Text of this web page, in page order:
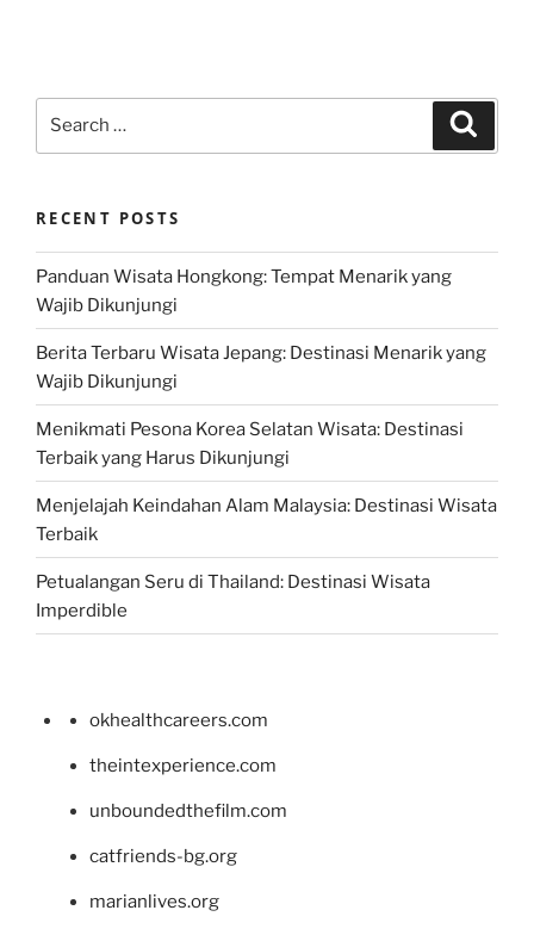
RECENT POSTS
Panduan Wisata Hongkong: Tempat Menarik yang
Wajib Dikunjungi
Berita Terbaru Wisata Jepang: Destinasi Menarik yang
Wajib Dikunjungi
Menikmati Pesona Korea Selatan Wisata: Destinasi
Terbaik yang Harus Dikunjungi
Menjelajah Keindahan Alam Malaysia: Destinasi Wisata
Terbaik
Petualangan Seru di Thailand: Destinasi Wisata
Imperdible
okhealthcareers.com
theintexperience.com
unboundedthefilm.com
catfriends-bg.org
marianlives.org